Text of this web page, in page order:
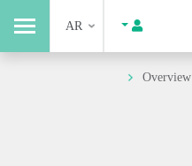
AR
Overview